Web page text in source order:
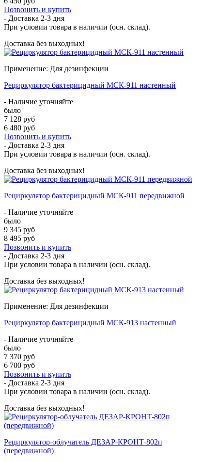
Позвонить и купить
- Доставка 2-3 дня
При условии товара в наличии (осн. склад).
Доставка без выходных!
Применение: Для дезинфекции
Рециркулятор бактерицидный МСК-911 настенный
- Наличие уточняйте
было
7 128 руб
6 480 руб
Позвонить и купить
- Доставка 2-3 дня
При условии товара в наличии (осн. склад).
Доставка без выходных!
Рециркулятор бактерицидный МСК-911 передвижной
- Наличие уточняйте
было
9 345 руб
8 495 руб
Позвонить и купить
- Доставка 2-3 дня
При условии товара в наличии (осн. склад).
Доставка без выходных!
Применение: Для дезинфекции
Рециркулятор бактерицидный МСК-913 настенный
- Наличие уточняйте
было
7 370 руб
6 700 руб
Позвонить и купить
- Доставка 2-3 дня
При условии товара в наличии (осн. склад).
Доставка без выходных!
Рециркулятор-облучатель ДЕЗАР-КРОНТ-802п
(передвижной)